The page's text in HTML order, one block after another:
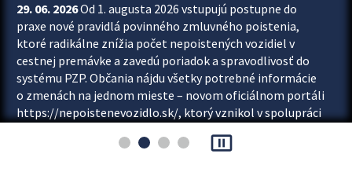
29. 06. 2026Od 1. augusta 2026 vstupujú postupne do
praxe nové pravidlá povinného zmluvného poistenia,
ktoré radikálne znížia počet nepoistených vozidiel v
cestnej premávke a zavedú poriadok a spravodlivosť do
systému PZP. Občania nájdu všetky potrebné informácie
o zmenách na jednom mieste – novom oficiálnom portáli
https://nepoistenevozidlo.sk/, ktorý vznikol v spolupráci
asociácie poisťovní (SLASPO) a Ministerstva vnútra SR.
pause_presentation